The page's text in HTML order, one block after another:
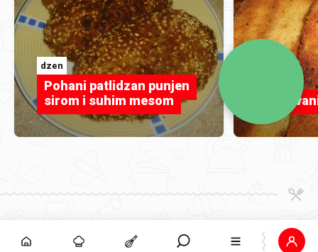
dzen
Pohani patlidzan punjen
sirom i suhim mesom